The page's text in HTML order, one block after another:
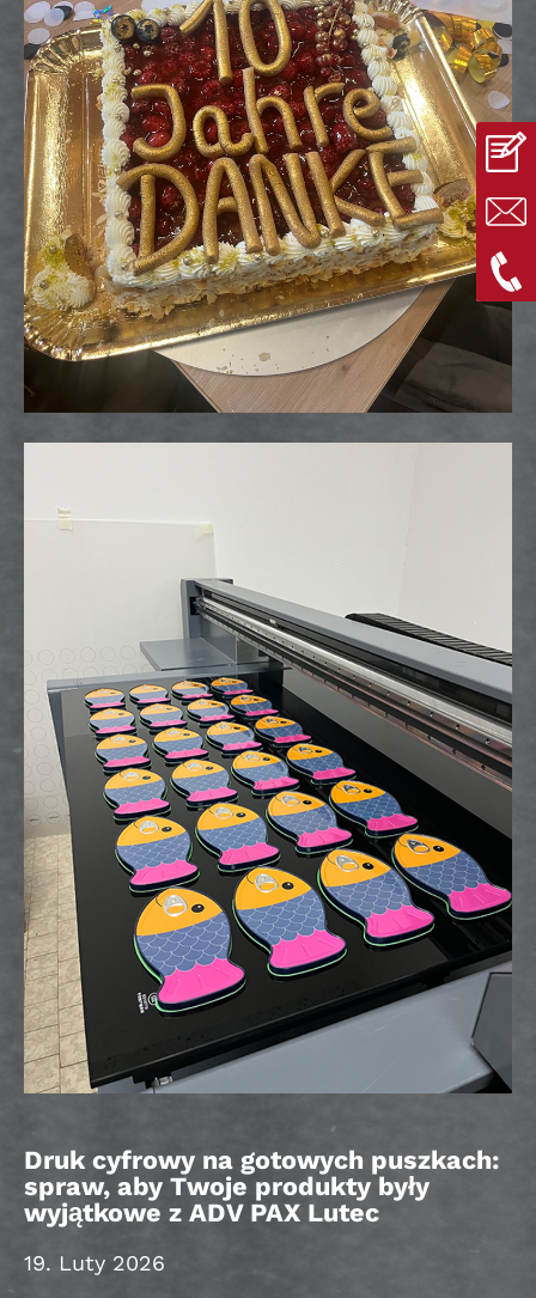
Druk cyfrowy na gotowych puszkach:
spraw, aby Twoje produkty były
wyjątkowe z ADV PAX Lutec
19. Luty 2026